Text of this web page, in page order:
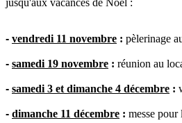
jusqu'aux vacances de Noël :
- vendredi 11 novembre : pèlerinage
- samedi 19 novembre : réunion au
- samedi 3 et dimanche 4 décembre :
- dimanche 11 décembre : messe